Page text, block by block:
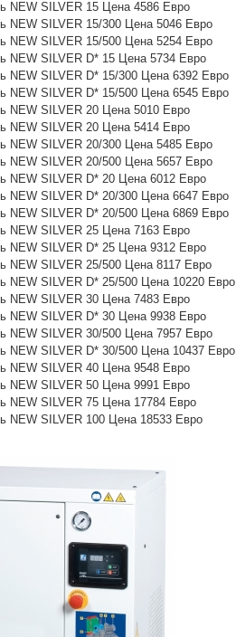
NEW SILVER 15 Цена 4586 Евро
NEW SILVER 15/300 Цена 5046 Евро
NEW SILVER 15/500 Цена 5254 Евро
NEW SILVER D* 15 Цена 5734 Евро
NEW SILVER D* 15/300 Цена 6392 Евро
NEW SILVER D* 15/500 Цена 6545 Евро
NEW SILVER 20 Цена 5010 Евро
NEW SILVER 20 Цена 5414 Евро
NEW SILVER 20/300 Цена 5485 Евро
NEW SILVER 20/500 Цена 5657 Евро
NEW SILVER D* 20 Цена 6012 Евро
NEW SILVER D* 20/300 Цена 6647 Евро
NEW SILVER D* 20/500 Цена 6869 Евро
NEW SILVER 25 Цена 7163 Евро
NEW SILVER D* 25 Цена 9312 Евро
NEW SILVER 25/500 Цена 8117 Евро
NEW SILVER D* 25/500 Цена 10220 Евро
NEW SILVER 30 Цена 7483 Евро
NEW SILVER D* 30 Цена 9938 Евро
NEW SILVER 30/500 Цена 7957 Евро
NEW SILVER D* 30/500 Цена 10437 Евро
NEW SILVER 40 Цена 9548 Евро
NEW SILVER 50 Цена 9991 Евро
NEW SILVER 75 Цена 17784 Евро
NEW SILVER 100 Цена 18533 Евро